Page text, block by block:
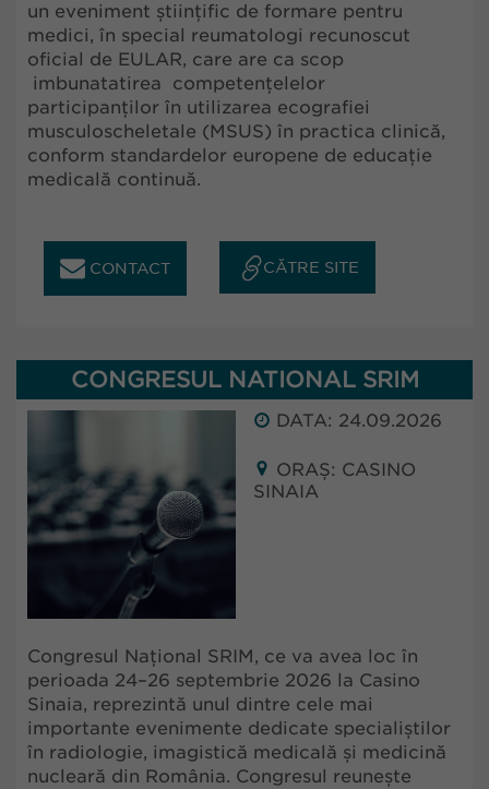
un eveniment științific de formare pentru
medici, în special reumatologi recunoscut
oficial de EULAR, care are ca scop
imbunatatirea competențelelor
participanților în utilizarea ecografiei
musculoscheletale (MSUS) în practica clinică,
conform standardelor europene de educație
medicală continuă.
CONTACT CĂTRE SITE
CONGRESUL NATIONAL SRIM
DATA: 24.09.2026
ORAȘ: CASINO
SINAIA
Congresul Național SRIM, ce va avea loc în
perioada 24–26 septembrie 2026 la Casino
Sinaia, reprezintă unul dintre cele mai
importante evenimente dedicate specialiștilor
în radiologie, imagistică medicală și medicină
nucleară din România. Congresul reunește